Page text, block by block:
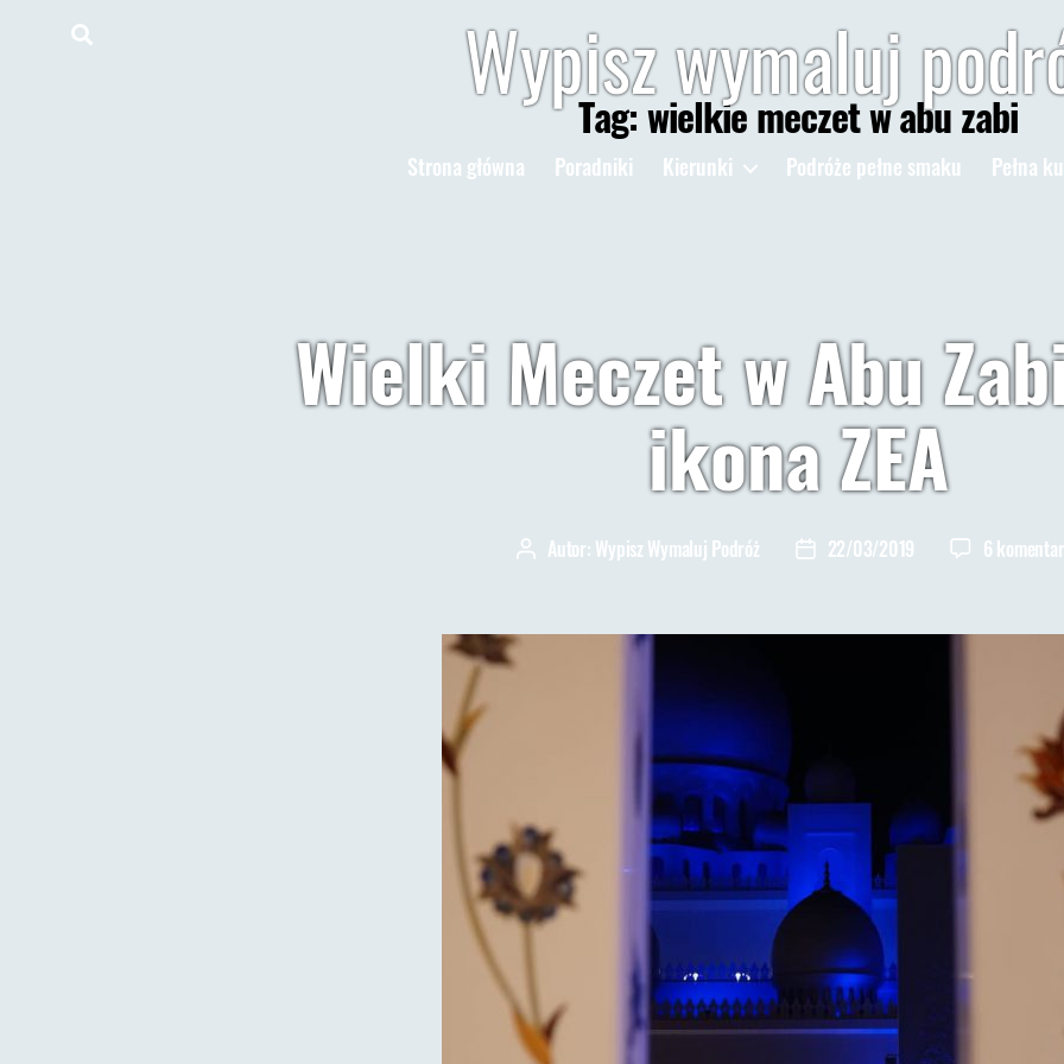
Wypisz wymaluj
Strona główna Poradniki Kierunki Podróże pełne smaku Pełna
Tag:wielkie meczet w abu zabi
Wielki Meczet w Abu
ikona ZEA
AutorAutor: Wypisz Wymaluj Podróż
Data22/03/2019 6